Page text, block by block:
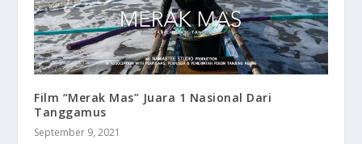
Film “Merak Mas” Juara 1 Nasional Dari
Tanggamus
September 9, 2021